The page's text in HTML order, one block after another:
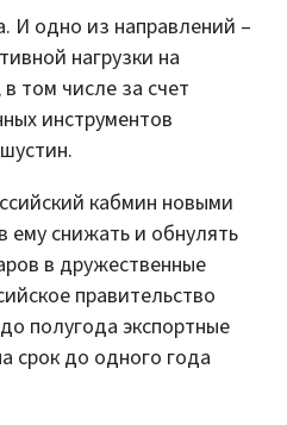
И одно из направлений –
нагрузки на
том числе за счет
инструментов
кабмин новыми
снижать и обнулять
в дружественные
правительство
полугода экспортные
срок до одного года